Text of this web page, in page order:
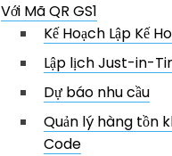
Với Mã QR GS1
Kế Hoạch Lập Kế
Lập lịch Just-in-
Dự báo nhu cầu
Quản lý hàng tồn
Code